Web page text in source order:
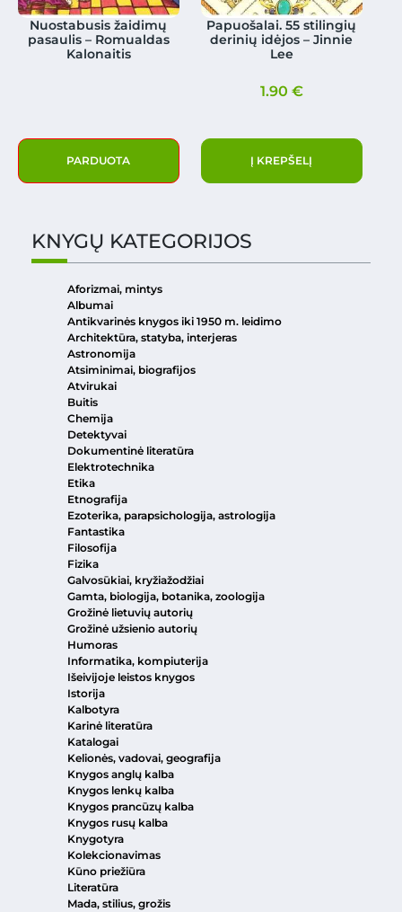
Nuostabusis žaidimų
pasaulis – Romualdas
Kalonaitis
PARDUOTA
Papuošalai. 55 stilingių
derinių idėjos – Jinnie
Lee
1.90 €
Į KREPŠELĮ
KNYGŲ KATEGORIJOS
Aforizmai, mintys
Albumai
Antikvarinės knygos iki 1950 m. leidimo
Architektūra, statyba, interjeras
Astronomija
Atsiminimai, biografijos
Atvirukai
Buitis
Chemija
Detektyvai
Dokumentinė literatūra
Elektrotechnika
Etika
Etnografija
Ezoterika, parapsichologija, astrologija
Fantastika
Filosofija
Fizika
Galvosūkiai, kryžiažodžiai
Gamta, biologija, botanika, zoologija
Grožinė lietuvių autorių
Grožinė užsienio autorių
Humoras
Informatika, kompiuterija
Išeivijoje leistos knygos
Istorija
Kalbotyra
Karinė literatūra
Katalogai
Kelionės, vadovai, geografija
Knygos anglų kalba
Knygos lenkų kalba
Knygos prancūzų kalba
Knygos rusų kalba
Knygotyra
Kolekcionavimas
Kūno priežiūra
Literatūra
Mada, stilius, grožis